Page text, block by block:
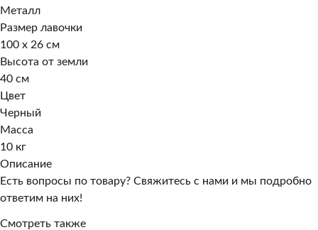
Металл
Размер лавочки
100 х 26 см
Высота от земли
40 см
Цвет
Черный
Масса
10 кг
Описание
Есть вопросы по товару? Свяжитесь с нами и мы подробно
ответим на них!
Смотреть также